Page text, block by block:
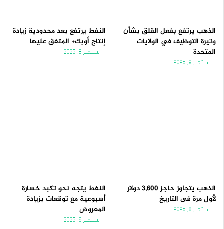
الذهب يرتفع بفعل القلق بشأن
وتيرة التوظيف في الولايات
المتحدة
سبتمبر 9, 2025
النفط يرتفع بعد محدودية زيادة
إنتاج أوبك+ المتفق عليها
سبتمبر 8, 2025
الذهب يتجاوز حاجز 3,600 دولار
لأول مرة فى التاريخ
سبتمبر 8, 2025
النفط يتجه نحو تكبد خسارة
أسبوعية مع توقعات بزيادة
المعروض
سبتمبر 6, 2025